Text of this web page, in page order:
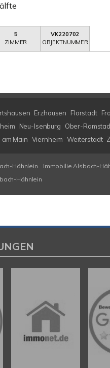
5
ZIMMER
VK220702
OBJEKTNUMMER
Erzhausen Florstadt
Neu-Isenburg Ober-
am Main Viernheim Weiterstadt
Hähnlein Immobilie Alsbach-
Hähnlein